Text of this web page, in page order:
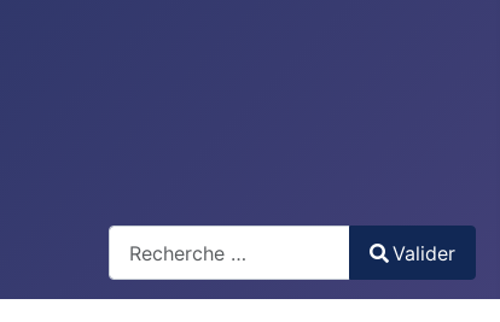
Type 2 or more characters for results.
Valider